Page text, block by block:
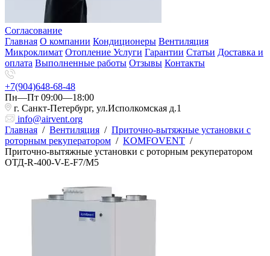
Согласование
Главная О компании Кондиционеры Вентиляция
Микроклимат Отопление Услуги Гарантии Статьи Доставка и
оплата Выполненные работы Отзывы Контакты
+7(904)648-68-48
Пн—Пт 09:00—18:00
г. Санкт-Петербург, ул.Исполкомская д.1
info@airvent.org
Главная / Вентиляция / Приточно-вытяжные установки с
роторным рекуператором / KOMFOVENT /
Приточно-вытяжные установки с роторным рекуператором
ОТД-R-400-V-E-F7/M5